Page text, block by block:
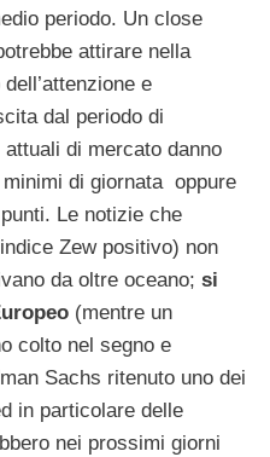
periodo. Un close
attirare nella
e
dal periodo di
di mercato danno
di giornata oppure
Le notizie che
Zew positivo) non
da oltre oceano; si
(mentre un
colto nel segno e
Sachs ritenuto uno dei
in particolare delle
nei prossimi giorni